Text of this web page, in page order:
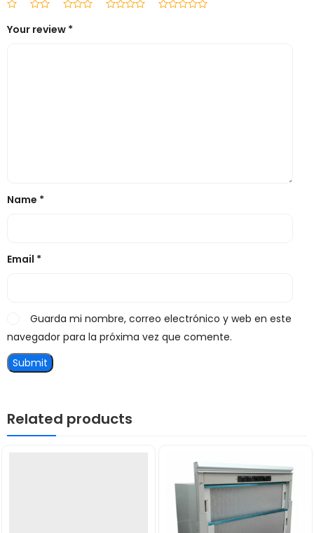
Your review *
Name *
Email *
Guarda mi nombre, correo electrónico y web en este
navegador para la próxima vez que comente.
Related products